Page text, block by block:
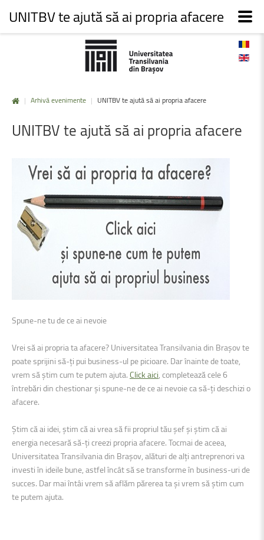
| Arhivă evenimente | UNITBV te ajută să ai propria afacere
UNITBVte ajută să ai propria afacere
Spune-ne tu de ce ai nevoie
Vrei să ai propria ta afacere? Universitatea Transilvania din Brașov te
poate sprijini să-ți pui business-ul pe picioare. Dar înainte de toate,
vrem să știm cum te putem ajuta.Click aici, completează cele 6
întrebări din chestionar și spune-ne de ce ai nevoie ca să-ți deschizi o
afacere.
Știm că ai idei, știm că ai vrea să fii propriul tău șef și știm că ai
energia necesară să-ți creezi propria afacere. Tocmai de aceea,
Universitatea Transilvania din Brașov, alături de alți antreprenori va
investi în ideile bune, astfel încât să se transforme în business-uri de
succes. Dar mai întâi vrem să aflăm părerea ta și vrem să știm cum
te putem ajuta.
UNITBV te ajută să ai propria afacere